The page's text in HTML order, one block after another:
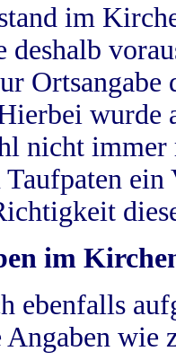
im
wurde
nicht
im
ebenfalls
wie